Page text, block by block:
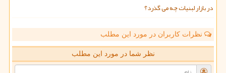
در بازار لبنیات چه می گذرد؟
نظرات کاربران در مورد این مطلب
نظر شما در مورد این مطلب